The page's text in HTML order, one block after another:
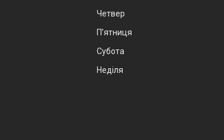
Четвер
Пʼятниця
Субота
Неділя